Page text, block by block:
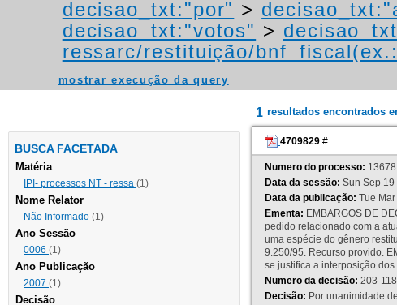
decisao_txt:"por" >
decisao_txt:"votos" >
ressarc/restituição/
mostrar execução da query
BUSCA FACETADA
Matéria
IPI- processos NT - ressa (1)
Nome Relator
Não Informado (1)
Ano Sessão
0006 (1)
Ano Publicação
2007 (1)
Decisão
1 resultados encontrados
4709829 #
Numero do processo:
Data da sessão: Sun Sep 19
Data da publicação: Tue
Ementa: EMBARGOS DE
pedido relacionado com a
uma espécie do gênero
9.250/95. Recurso provido.
se justifica a interposição
Numero da decisão: 203-
Decisão: Por unanimidade